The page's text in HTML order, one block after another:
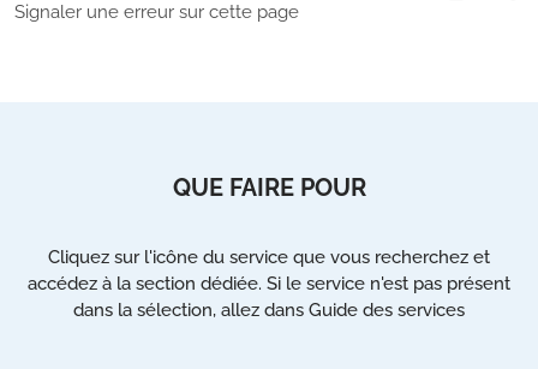
Signaler une erreur sur cette page
QUE FAIRE POUR
Cliquez sur l'icône du service que vous recherchez et
accédez à la section dédiée. Si le service n'est pas présent
dans la sélection, allez dans Guide des services